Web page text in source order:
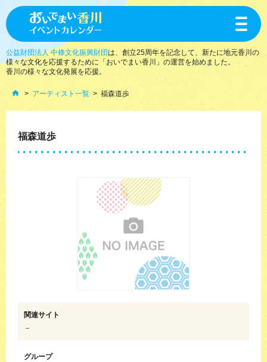
toggle
公益財団法人 中條文化振興財団は、創立25周年を記念して、新たに地元香川の
様々な文化を応援するために「おいでまい香川」の運営を始めました。
香川の様々な文化発展を応援。
アーティスト一覧 福森道歩
福森道歩
関連サイト
－
グループ